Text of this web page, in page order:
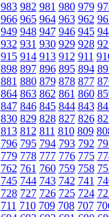
983 982 981 980 979
966 965 964 963 962
949 948 947 946 945
932 931 930 929 928
915 914 913 912 911
898 897 896 895 894
881 880 879 878 877
864 863 862 861 860
847 846 845 844 843
830 829 828 827 826
813 812 811 810 809
796 795 794 793 792
779 778 777 776 775
762 761 760 759 758
745 744 743 742 741
728 727 726 725 724
711 710 709 708 707